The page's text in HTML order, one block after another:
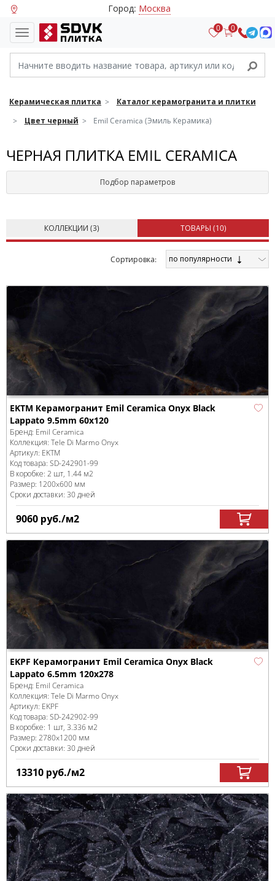
Город: Москва
0 0
Керамическая плитка
Каталог керамогранита и плитки
Цвет черный
Emil Ceramica (Эмиль Керамика)
ЧЕРНАЯ ПЛИТКА EMIL CERAMICA
Подбор параметров
КОЛЛЕКЦИИ (3) ТОВАРЫ (10)
Cортировка: по популярности
EKTM Керамогранит Emil Ceramica Onyx Black
Lappato 9.5mm 60x120
Бренд: Emil Ceramica
Коллекция: Tele Di Marmo Onyx
Артикул: EKTM
Код товара: SD-242901-99
В коробке: 2 шт, 1.44 м2
Размер: 1200x600 мм
Сроки доставки: 30 дней
9060 руб./м2
EKPF Керамогранит Emil Ceramica Onyx Black
Lappato 6.5mm 120x278
Бренд: Emil Ceramica
Коллекция: Tele Di Marmo Onyx
Артикул: EKPF
Код товара: SD-242902-99
В коробке: 1 шт, 3.336 м2
Размер: 2780x1200 мм
Сроки доставки: 30 дней
13310 руб./м2